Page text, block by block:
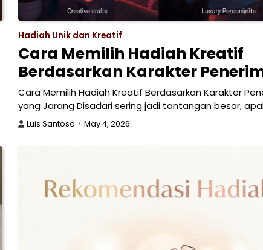
Hadiah Unik dan Kreatif
Cara Memilih Hadiah Kreatif
Berdasarkan Karakter
Cara Memilih Hadiah Kreatif Berdasarkan Karakter
yang Jarang Disadari sering jadi tantangan besar,
Luis Santoso May 4, 2026